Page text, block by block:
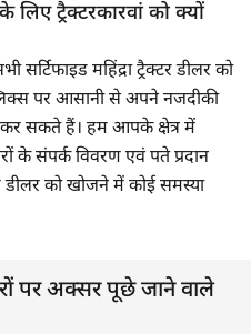
लिए ट्रैक्टरकारवां को क्यों
सर्टिफाइड महिंद्रा ट्रैक्टर डीलर को
पर आसानी से अपने नजदीकी
कर सकते हैं। हम आपके क्षेत्र में
के संपर्क विवरण एवं पते प्रदान
को खोजने में कोई समस्या
पर अक्सर पूछे जाने वाले